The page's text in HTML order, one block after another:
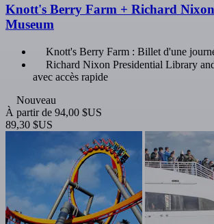
Knott's Berry Farm + Richard
Museum
Knott's Berry Farm : Billet d'une
Richard Nixon Presidential Library
avec accès rapide
Nouveau
À partir de 94,00 $US
89,30 $US